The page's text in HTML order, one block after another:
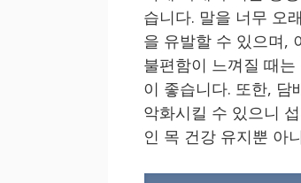
습니다. 말을 너무 오
을 유발할 수 있으며,
불편함이 느껴질 때
이 좋습니다. 또한, 담
악화시킬 수 있으니
인 목 건강 유지뿐 아